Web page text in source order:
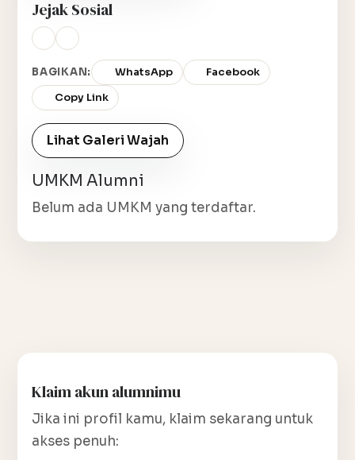
Jejak Sosial
BAGIKAN: WhatsApp
Facebook
Copy Link
Lihat Galeri Wajah
UMKM Alumni
Belum ada UMKM yang terdaftar.
Klaim akun alumnimu
Jika ini profil kamu, klaim sekarang untuk
akses penuh: